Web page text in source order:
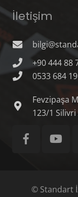
İletişim
+90 444 88
0533 684
Fevzipaşa
123/1
© Standart